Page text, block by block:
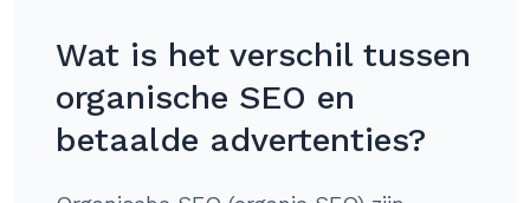
Wat is het verschil tussen
organische SEO en
betaalde advertenties?